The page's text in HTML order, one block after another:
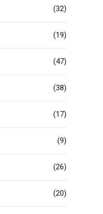
(32)
(19)
(47)
(38)
(17)
(9)
(26)
(20)